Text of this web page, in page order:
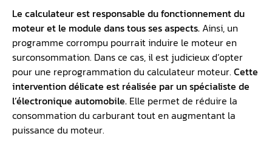
Le calculateur est responsable du fonctionnement du
moteur et le module dans tous ses aspects. Ainsi, un
programme corrompu pourrait induire le moteur en
surconsommation. Dans ce cas, il est judicieux d’opter
pour une reprogrammation du calculateur moteur. Cette
intervention délicate est réalisée par un spécialiste de
l’électronique automobile. Elle permet de réduire la
consommation du carburant tout en augmentant la
puissance du moteur.